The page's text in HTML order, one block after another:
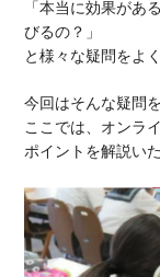
「本当に効果があ
びるの？」
と様々な疑問をよ
今回はそんな疑問
ここでは、オンラ
ポイントを解説い